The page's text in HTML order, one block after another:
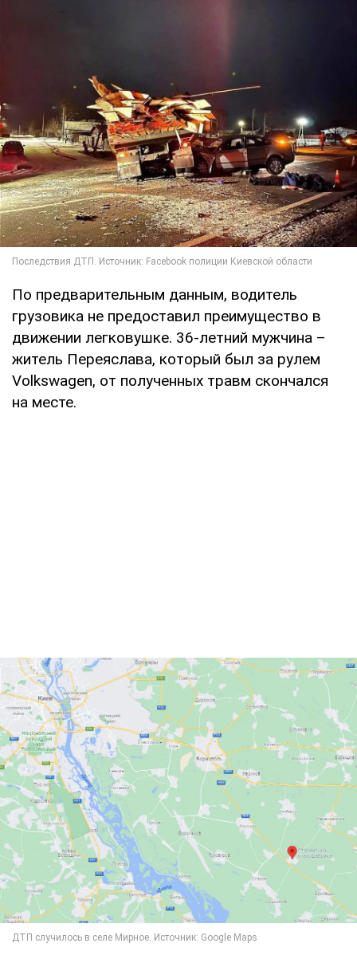
По предварительным данным, водитель
грузовика не предоставил преимущество в
движении легковушке. 36-летний мужчина –
житель Переяслава, который был за рулем
Volkswagen, от полученных травм скончался
на месте.